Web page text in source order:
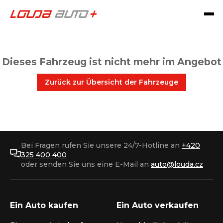
Dieses Fahrzeug ist nicht mehr im Angebot
Zurück zur Übersicht der Fahrzeuge
Bei Fragen rufen Sie unsere 24/7-Hotline an +420
325 400 400
oder senden Sie uns eine E-Mail an auto@louda.cz
Ein Auto kaufen Ein Auto verkaufen